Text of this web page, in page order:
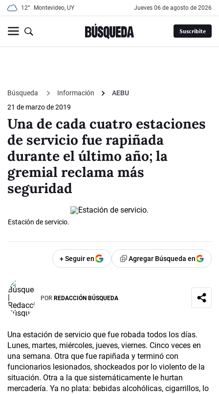
12° Montevideo, UY jueves 06 de agosto de 2026
Suscribite
Búsqueda Información
AEBU
21 de marzo de 2019
Una de cada cuatro estaciones
de servicio fue rapiñada
durante el último año; la
gremial reclama más
seguridad
Estación de servicio.
+ Seguir en Agregar Búsqueda en
POR REDACCIÓN BÚSQUEDA
Una estación de servicio que fue robada todos los días.
Lunes, martes, miércoles, jueves, viernes. Cinco veces en
una semana. Otra que fue rapiñada y terminó con
funcionarios lesionados, shockeados por lo violento de la
situación. Otra a la que sistemáticamente le hurtan
mercadería. Ya no plata: bebidas alcohólicas, cigarrillos, lo